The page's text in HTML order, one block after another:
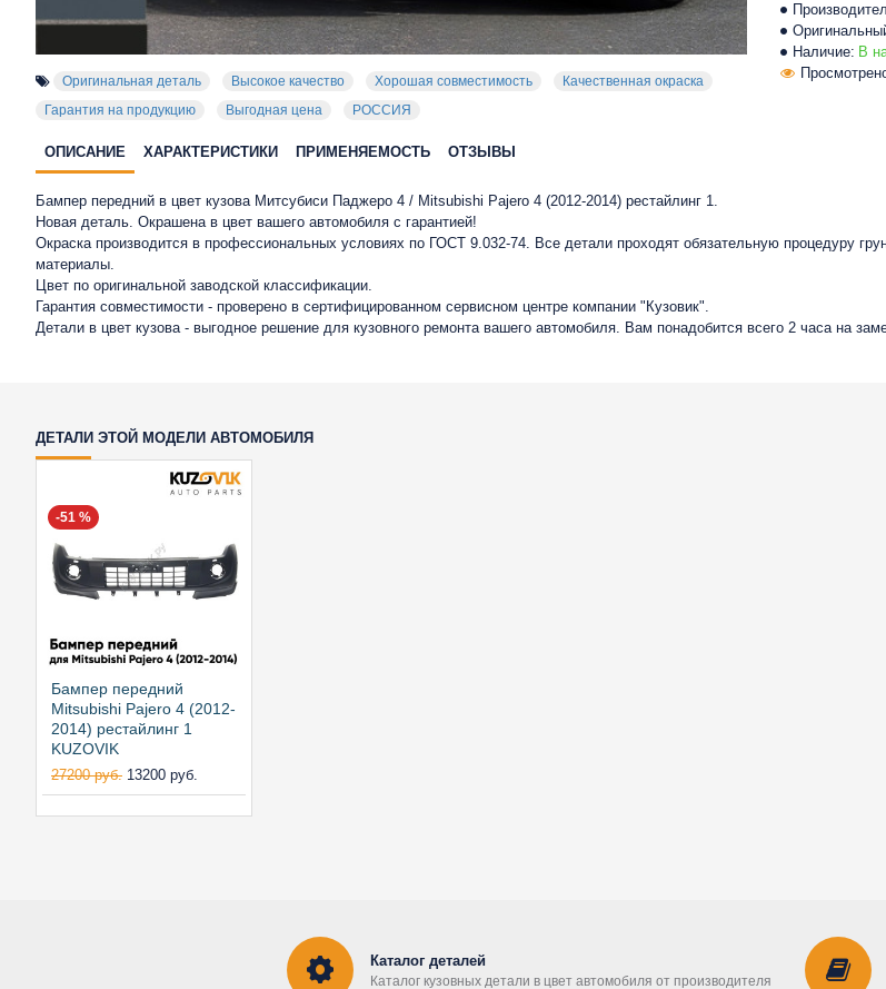
Оригинальная деталь Высокое качество Хорошая совместимость
Качественная окраска
Гарантия на продукцию
Выгодная цена РОССИЯ
Наличие: В
ОПИСАНИЕ ХАРАКТЕРИСТИКИ ПРИМЕНЯЕМОСТЬ ОТЗЫВЫ
Бампер передний в цвет кузова Митсубиси Паджеро 4 / Mitsubishi Pajero 4 (2012-2014) рестайлинг 1.
Новая деталь. Окрашена в цвет вашего автомобиля с гарантией!
Окраска производится в профессиональных условиях по ГОСТ 9.032-74. Все детали проходят обязательную процедуру
материалы.
Цвет по оригинальной заводской классификации.
Гарантия совместимости - проверено в сертифицированном сервисном центре компании "Кузовик".
Детали в цвет кузова - выгодное решение для кузовного ремонта вашего автомобиля. Вам понадобится всего 2 часа на
ДЕТАЛИ ЭТОЙ МОДЕЛИ АВТОМОБИЛЯ
-51 %
Бампер передний
Mitsubishi Pajero 4 (2012-
2014) рестайлинг 1
KUZOVIK
27200 руб. 13200 руб.
Каталог деталей
Каталог кузовных детали в цвет автомобиля от производителя